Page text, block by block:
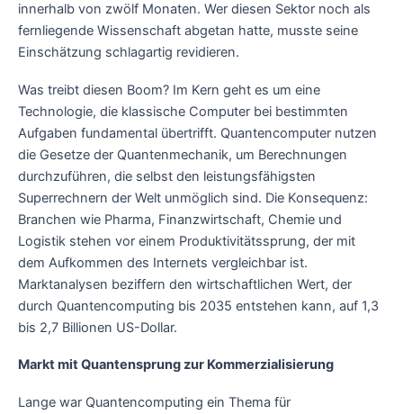
innerhalb von zwölf Monaten. Wer diesen Sektor noch als
fernliegende Wissenschaft abgetan hatte, musste seine
Einschätzung schlagartig revidieren.
Was treibt diesen Boom? Im Kern geht es um eine
Technologie, die klassische Computer bei bestimmten
Aufgaben fundamental übertrifft. Quantencomputer nutzen
die Gesetze der Quantenmechanik, um Berechnungen
durchzuführen, die selbst den leistungsfähigsten
Superrechnern der Welt unmöglich sind. Die Konsequenz:
Branchen wie Pharma, Finanzwirtschaft, Chemie und
Logistik stehen vor einem Produktivitätssprung, der mit
dem Aufkommen des Internets vergleichbar ist.
Marktanalysen beziffern den wirtschaftlichen Wert, der
durch Quantencomputing bis 2035 entstehen kann, auf 1,3
bis 2,7 Billionen US-Dollar.
Markt mit Quantensprung zur Kommerzialisierung
Lange war Quantencomputing ein Thema für